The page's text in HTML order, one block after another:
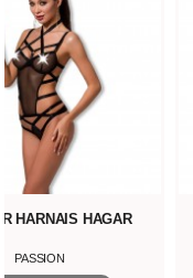
HARNAIS HAGAR
PASSION